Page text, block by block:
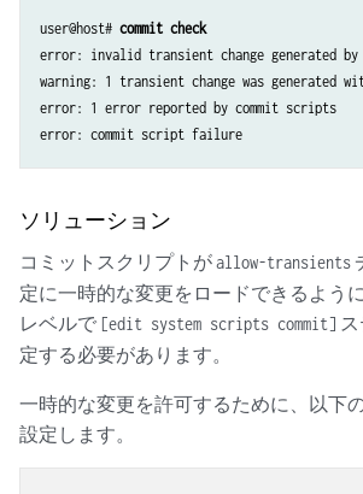
user@host# commit check
error: invalid transient change generated
warning: 1 transient change was generated
error: 1 error reported by commit scripts
ソリューション
コミットスクリプトがallow-transients
定に一時的な変更をロードできるよう
レベルで [edit system scripts commit]
定する必要があります。
一時的な変更を許可するために、以下
設定します。